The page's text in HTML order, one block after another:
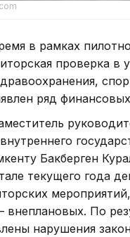
в рамках
проверка в
ряд
Бакберген
текущего года
внеплановых. По
нарушения